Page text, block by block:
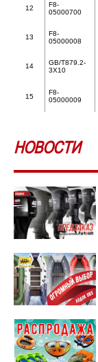
12
F8-
05000700
13
F8-
05000008
14
GB/T879.2-
3X10
15
F8-
05000009
НОВОСТИ